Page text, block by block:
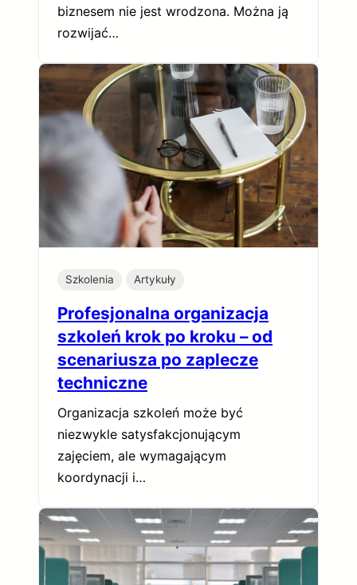
biznesem nie jest wrodzona. Można ją
rozwijać…
Szkolenia Artykuły
Profesjonalna organizacja
szkoleń krok po kroku – od
scenariusza po zaplecze
techniczne
Organizacja szkoleń może być
niezwykle satysfakcjonującym
zajęciem, ale wymagającym
koordynacji i…